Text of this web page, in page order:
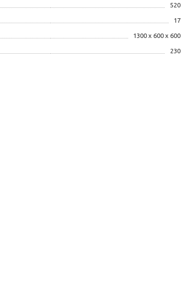
520
17
1300 х 600 х 600
230